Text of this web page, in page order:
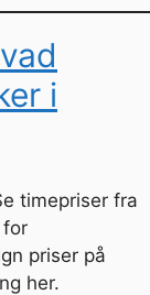
i
timepriser fra
for
priser på
her.